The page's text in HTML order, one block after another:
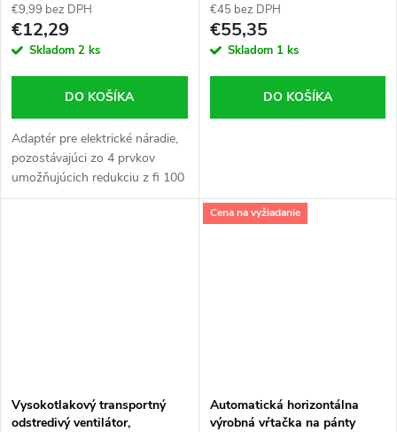
€9,99 bez DPH
€12,29
Skladom 2 ks
DO KOŠÍKA
Adaptér pre elektrické náradie,
pozostávajúci zo 4 prvkov
umožňujúcich redukciu z fi 100
mm na: 68/46/40/35 mm
€45 bez DPH
€55,35
Skladom 1 ks
DO KOŠÍKA
Vysokotlakový transportný
odstredivý ventilátor,
Cena na vyžiadanie
Automatická horizontálna
výrobná vŕtačka na pánty